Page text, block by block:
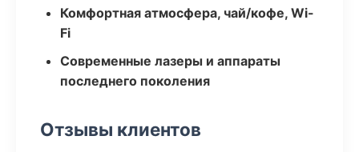
Комфортная атмосфера, чай/кофе, Wi-
Fi
Современные лазеры и аппараты
последнего поколения
Отзывы клиентов